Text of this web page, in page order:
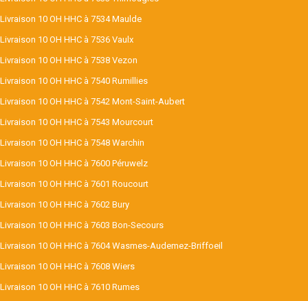
Livraison 10 OH HHC à 7534 Maulde
Livraison 10 OH HHC à 7536 Vaulx
Livraison 10 OH HHC à 7538 Vezon
Livraison 10 OH HHC à 7540 Rumillies
Livraison 10 OH HHC à 7542 Mont-Saint-Aubert
Livraison 10 OH HHC à 7543 Mourcourt
Livraison 10 OH HHC à 7548 Warchin
Livraison 10 OH HHC à 7600 Péruwelz
Livraison 10 OH HHC à 7601 Roucourt
Livraison 10 OH HHC à 7602 Bury
Livraison 10 OH HHC à 7603 Bon-Secours
Livraison 10 OH HHC à 7604 Wasmes-Audemez-Briffoeil
Livraison 10 OH HHC à 7608 Wiers
Livraison 10 OH HHC à 7610 Rumes